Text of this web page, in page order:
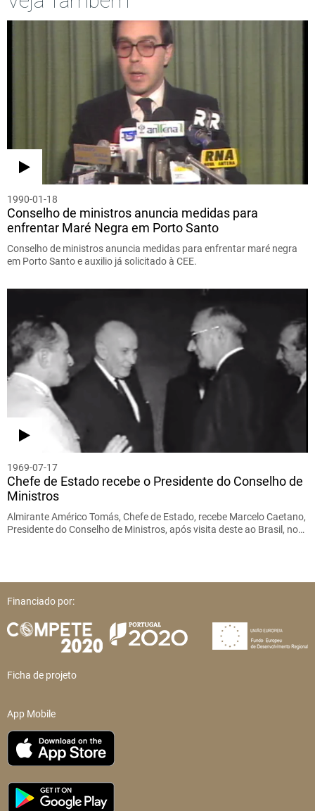
1990-01-18
Conselho de ministros anuncia medidas para
enfrentar Maré Negra em Porto Santo
Conselho de ministros anuncia medidas para enfrentar maré negra
em Porto Santo e auxilio já solicitado à CEE.
1969-07-17
Chefe de Estado recebe o Presidente do Conselho de
Ministros
Almirante Américo Tomás, Chefe de Estado, recebe Marcelo Caetano,
Presidente do Conselho de Ministros, após visita deste ao Brasil, no…
Financiado por:
Ficha de projeto
App Mobile